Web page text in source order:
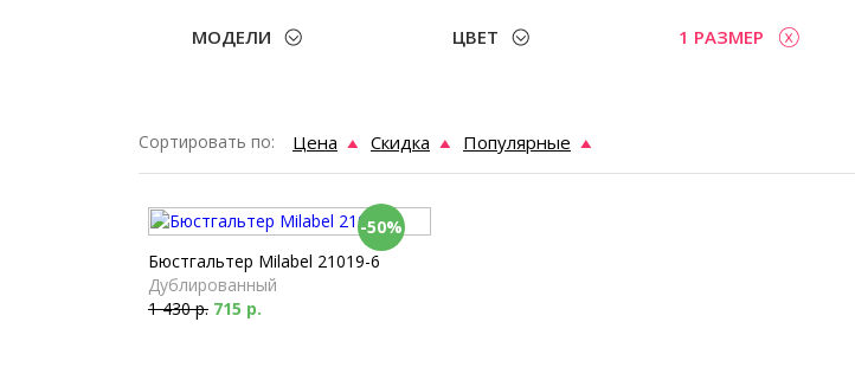
МОДЕЛИ ЦВЕТ 1 РАЗМЕР
Сортировать по: Цена Скидка Популярные
-50%
Бюстгальтер Milabel 21019-6
Дублированный
1 430 р. 715 р.